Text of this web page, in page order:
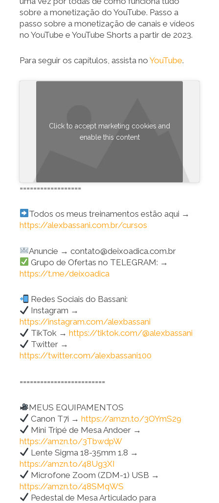
sobre a monetização do YouTube. Passo a
passo sobre a monetização de canais e vídeos
no YouTube e YouTube Shorts a partir de 2023.
Para seguir os capítulos, assista no YouTube.
Click to accept marketing cookies and
enable this content
==================
Todos os meus treinamentos estão aqui →
https://alexbassani.com.br/cursos
Anuncie → contato@deixoadica.com.br
Grupo de Ofertas no TELEGRAM: →
https://t.me/deixoadica
Redes Sociais do Bassani:
Instagram →
https://instagram.com/alexbassani
TikTok →https://tiktok.com/@alexbassani
Twitter →
https://twitter.com/alexbassani100
=========================
MEUS EQUIPAMENTOS
Canon T7i →https://amzn.to/3OYmS29
Mini Tripé de Mesa Andoer →
https://amzn.to/3TbwdpW
Lente Sigma 18-35mm 1.8 →
https://amzn.to/48Ug3XI
Microfone Zoom (ZDM-1) USB →
https://amzn.to/48SMqWS
Pedestal de Mesa Articulado para